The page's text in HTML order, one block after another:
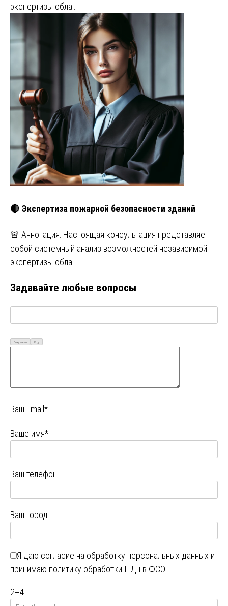
экспертизы обла…
🔴 Экспертиза пожарной безопасности зданий
🚨 Аннотация: Настоящая консультация представляет
собой системный анализ возможностей независимой
экспертизы обла…
Задавайте любые вопросы
Визуально Код
Ваш Email*
Ваше имя*
Ваш телефон
Ваш город
Я даю согласие на обработку персональных данных и
принимаю политику обработки ПДн в ФСЭ
2+4=